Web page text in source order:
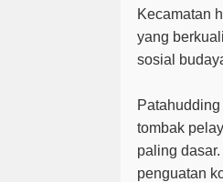
Kecamatan
yang
sosial
tombak
paling
penguatan